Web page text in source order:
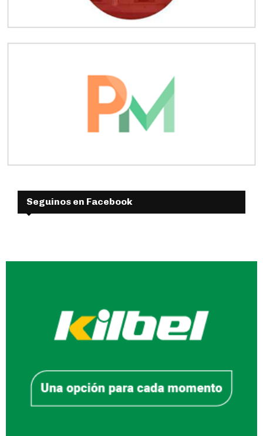
Seguinos en Facebook